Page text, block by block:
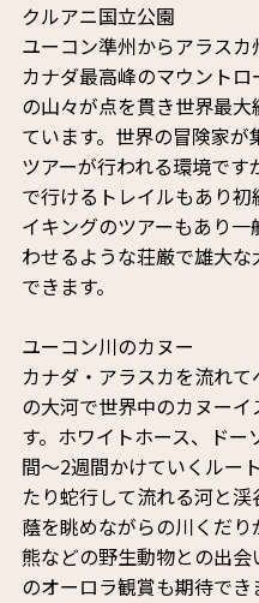
クルアニ国立公園
ユーコン準州からアラスカ
カナダ最高峰のマウント
の山々が点を貫き世界最
ています。世界の冒険家
ツアーが行われる環境で
で行けるトレイルもあり
イキングのツアーもあり
わせるような荘厳で雄大
できます。
ユーコン川のカヌー
カナダ・アラスカを流れ
の大河で世界中のカヌー
す。ホワイトホース、ドー
間～2週間かけていくルー
たり蛇行して流れる河と
蔭を眺めながらの川くだ
熊などの野生動物との出
のオーロラ観賞も期待でき